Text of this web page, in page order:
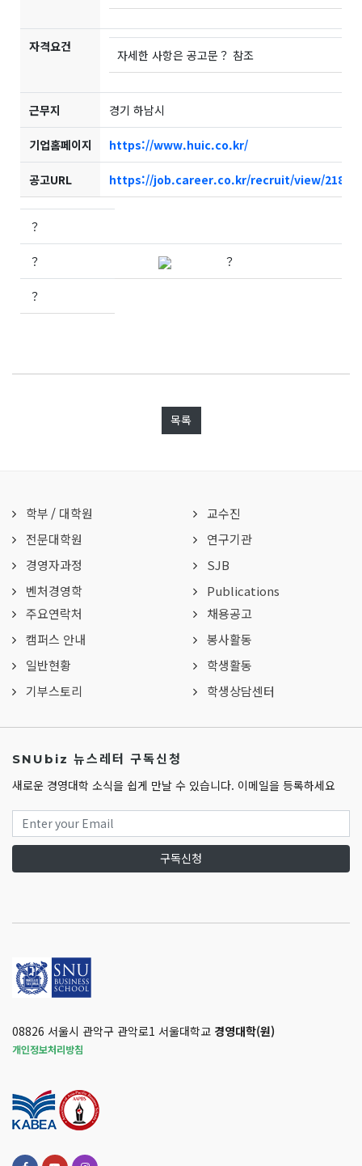
자격요건
자세한 사항은 공고문？ 참조
근무지 경기 하남시
기업홈페이지 https://www.huic.co.kr/
공고URL https://job.career.co.kr/recruit/view/
？
？ ？
？
목록
학부 / 대학원
전문대학원
경영자과정
벤처경영학
교수진
연구기관
SJB
Publications
주요연락처
캠퍼스 안내
일반현황
기부스토리
채용공고
봉사활동
학생활동
학생상담센터
SNUbiz 뉴스레터 구독신청
새로운 경영대학 소식을 쉽게 만날 수 있습니다. 이메일을 등록하세요
구독신청
08826 서울시 관악구 관악로1 서울대학교 경영대학(원)
개인정보처리방침